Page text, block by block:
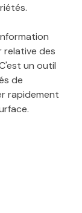
relative des
un outil
de
rapidement